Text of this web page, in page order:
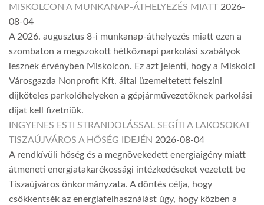
MISKOLCON A MUNKANAP-ÁTHELYEZÉS MIATT 2026-
08-04
A 2026. augusztus 8-i munkanap-áthelyezés miatt ezen a
szombaton a megszokott hétköznapi parkolási szabályok
lesznek érvényben Miskolcon. Ez azt jelenti, hogy a Miskolci
Városgazda Nonprofit Kft. által üzemeltetett felszíni
díjköteles parkolóhelyeken a gépjárművezetőknek parkolási
díjat kell fizetniük.
INGYENES ESTI STRANDOLÁSSAL SEGÍTI A LAKOSOKAT
TISZAÚJVÁROS A HŐSÉG IDEJÉN 2026-08-04
A rendkívüli hőség és a megnövekedett energiaigény miatt
átmeneti energiatakarékossági intézkedéseket vezetett be
Tiszaújváros önkormányzata. A döntés célja, hogy
csökkentsék az energiafelhasználást úgy, hogy közben a